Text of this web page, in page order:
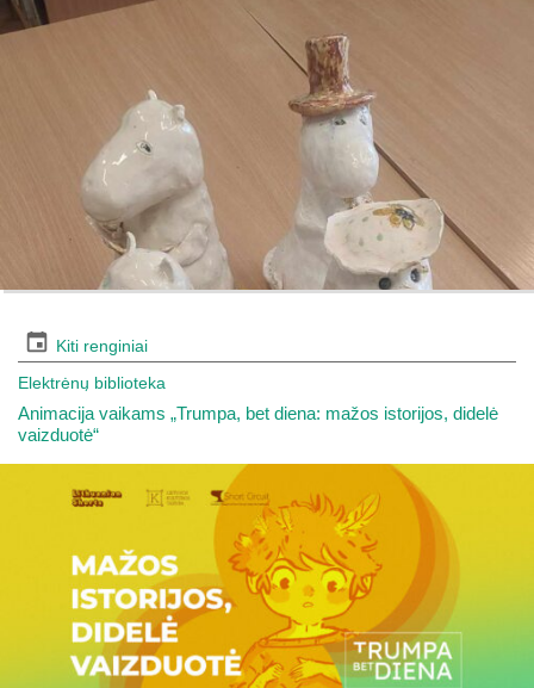
Kiti renginiai
Elektrėnų biblioteka
Animacija vaikams „Trumpa, bet diena: mažos istorijos, didelė
vaizduotė“